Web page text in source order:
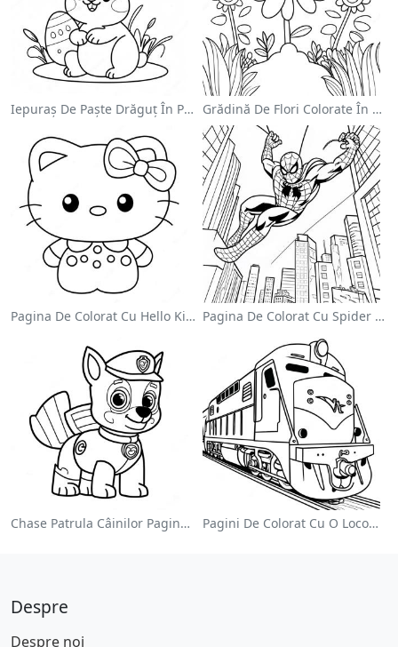
Iepuraș De Paște Drăguț În Pagină De Colorat Grădină De Flori Colorate În Pagină De Colorat
Pagina De Colorat Cu Hello Kitty Drăguță Cu Fundiță Pagina De Colorat Cu Spider Man Swinging Prin Oraș
Chase Patrula Câinilor Pagina De Colorat Pagini De Colorat Cu O Locomotivă Colorată
Despre
Despre noi